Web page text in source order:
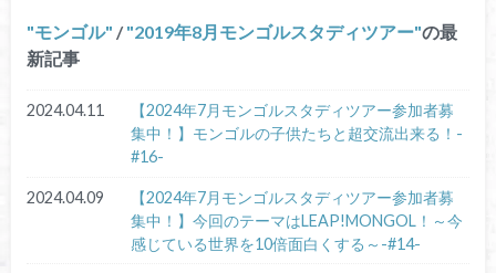
モンゴル / 2019年8月モンゴルスタディツアー の最
新記事
2024.04.11
【2024年7月モンゴルスタディツアー参加者募
集中！】モンゴルの子供たちと超交流出来る！-
#16-
2024.04.09
【2024年7月モンゴルスタディツアー参加者募
集中！】今回のテーマはLEAP!MONGOL！～今
感じている世界を10倍面白くする～-#14-